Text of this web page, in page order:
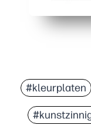
#kleurplaten